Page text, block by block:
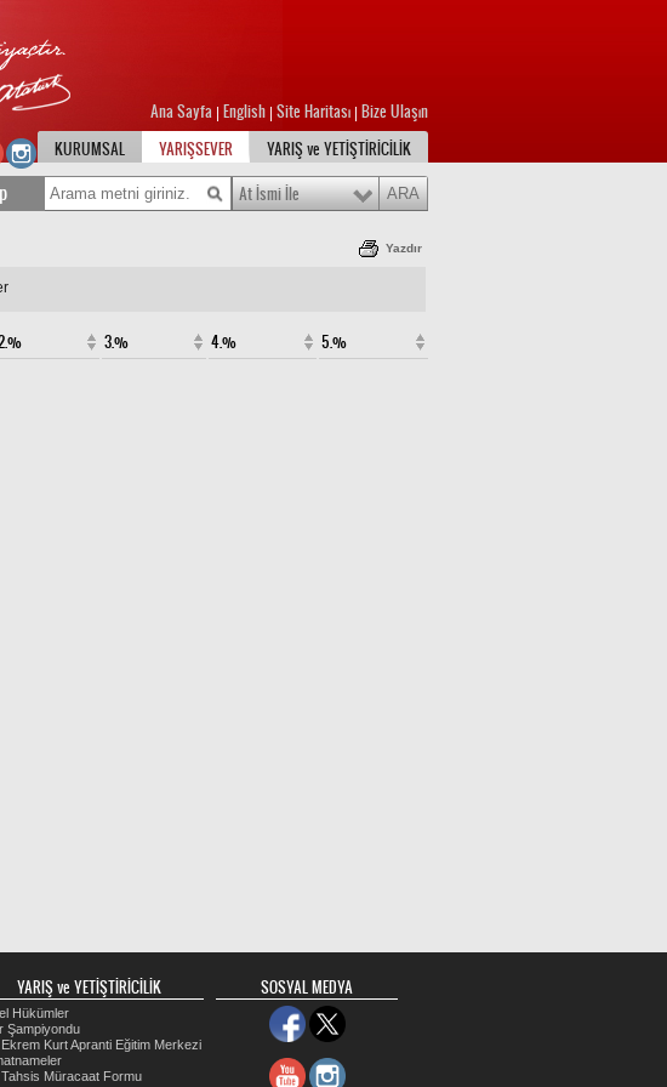
Ana Sayfa English Site Haritası Bize Ulaşın
KURUMSAL
YARIŞSEVER YARIŞ ve YETİŞTİRİCİLİK
At İsmi İle
Yazdır
3.% 4.% 5.%
YARIŞ ve YETİŞTİRİCİLİK
Hükümler
Şampiyondu
Kurt Apranti Eğitim Merkezi
Tahsis Müracaat Formu
SOSYAL MEDYA